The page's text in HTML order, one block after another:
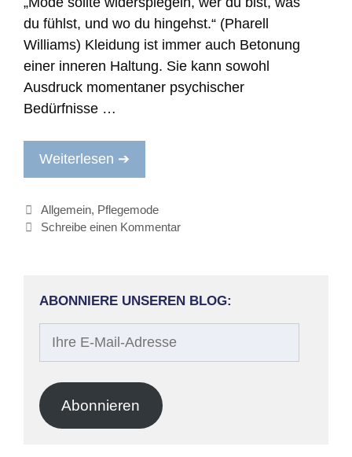
du fühlst, und wo du hingehst.“ (Pharell
Williams) Kleidung ist immer auch Betonung
einer inneren Haltung. Sie kann sowohl
Ausdruck momentaner psychischer
Bedürfnisse …
Weiterlesen ➔
Kategorien
Allgemein, Pflegemode
Schreibe einen Kommentar
ABONNIERE UNSEREN BLOG:
Adresse
Abonnieren